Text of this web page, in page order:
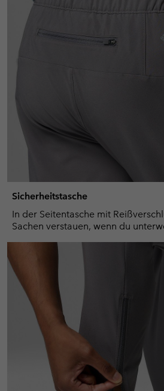
Sicherheitstasche
In der Seitentasche mit
Sachen verstauen, wenn du